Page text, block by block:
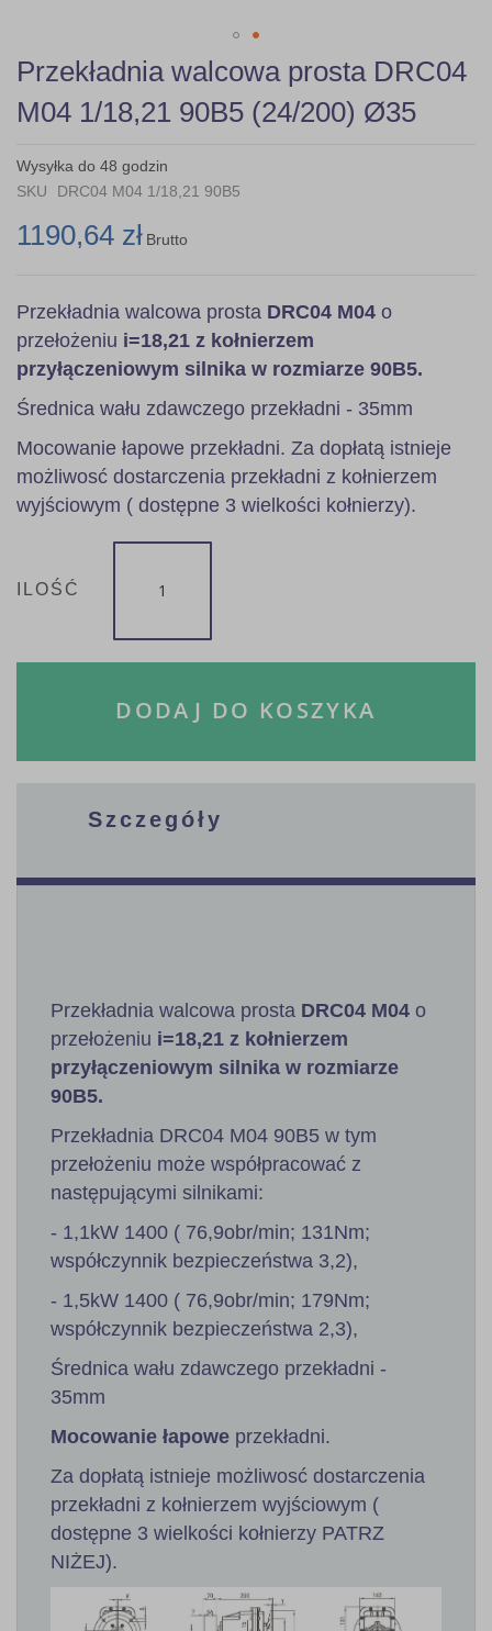
Skip
to
the
beginning
the
images
Przekładnia walcowa prosta DRC04
M04 1/18,21 90B5 (24/200) Ø35
Wysyłka do 48 godzin
SKU
DRC04 M04 1/18,21 90B5
1190,64 zł Brutto
Przekładnia walcowa prosta DRC04 M04 o
przełożeniu i=18,21 z kołnierzem
przyłączeniowym silnika w rozmiarze 90B5.
Średnica wału zdawczego przekładni - 35mm
Mocowanie łapowe przekładni. Za dopłatą istnieje
możliwosć dostarczenia przekładni z kołnierzem
wyjściowym ( dostępne 3 wielkości kołnierzy).
ILOŚĆ
DODAJ DO KOSZYKA
Szczegóły
Przekładnia walcowa prosta DRC04 M04 o
przełożeniu i=18,21 z kołnierzem
przyłączeniowym silnika w rozmiarze
90B5.
Przekładnia DRC04 M04 90B5 w tym
przełożeniu może współpracować z
następującymi silnikami:
- 1,1kW 1400 ( 76,9obr/min; 131Nm;
współczynnik bezpieczeństwa 3,2),
- 1,5kW 1400 ( 76,9obr/min; 179Nm;
współczynnik bezpieczeństwa 2,3),
Średnica wału zdawczego przekładni -
35mm
Mocowanie łapowe przekładni.
Za dopłatą istnieje możliwosć dostarczenia
przekładni z kołnierzem wyjściowym (
dostępne 3 wielkości kołnierzy PATRZ
NIŻEJ).